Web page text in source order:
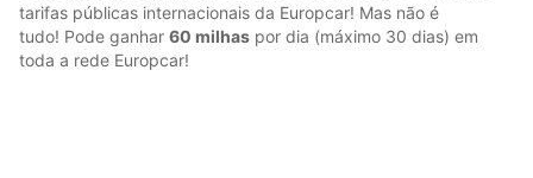
tarifas públicas internacionais da Europcar! Mas não é
tudo! Pode ganhar 60 milhas por dia (máximo 30 dias) em
toda a rede Europcar!